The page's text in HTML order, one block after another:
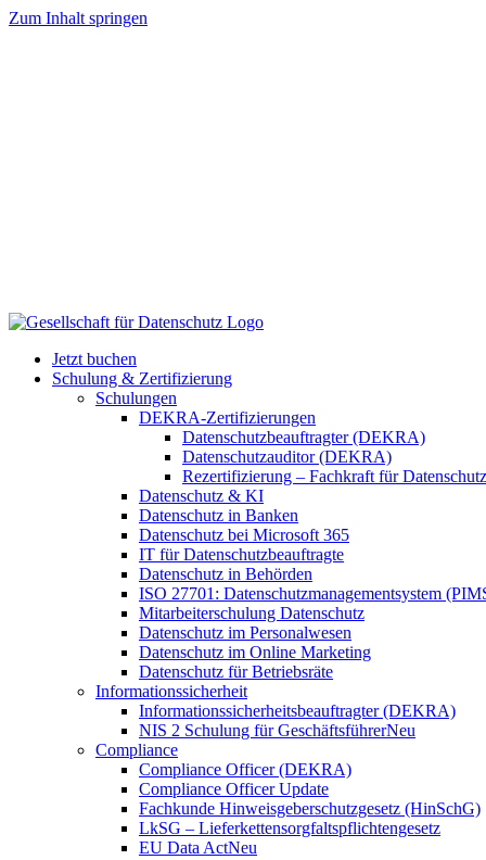
Zum Inhalt springen
Jetzt buchen
Schulung & Zertifizierung
Schulungen
DEKRA-Zertifizierungen
Datenschutzbeauftragter (DEKRA)
Datenschutzauditor (DEKRA)
Rezertifizierung – Fachkraft für
Datenschutz & KI
Datenschutz in Banken
Datenschutz bei Microsoft 365
IT für Datenschutzbeauftragte
Datenschutz in Behörden
ISO 27701: Datenschutzmanagementsystem
Mitarbeiterschulung Datenschutz
Datenschutz im Personalwesen
Datenschutz im Online Marketing
Datenschutz für Betriebsräte
Informationssicherheit
Informationssicherheitsbeauftragter (DEKRA)
NIS 2 Schulung für GeschäftsführerNeu
Compliance
Compliance Officer (DEKRA)
Compliance Officer Update
Fachkunde Hinweisgeberschutzgesetz (HinSchG)
LkSG – Lieferkettensorgfaltspflichtengesetz
EU Data ActNeu